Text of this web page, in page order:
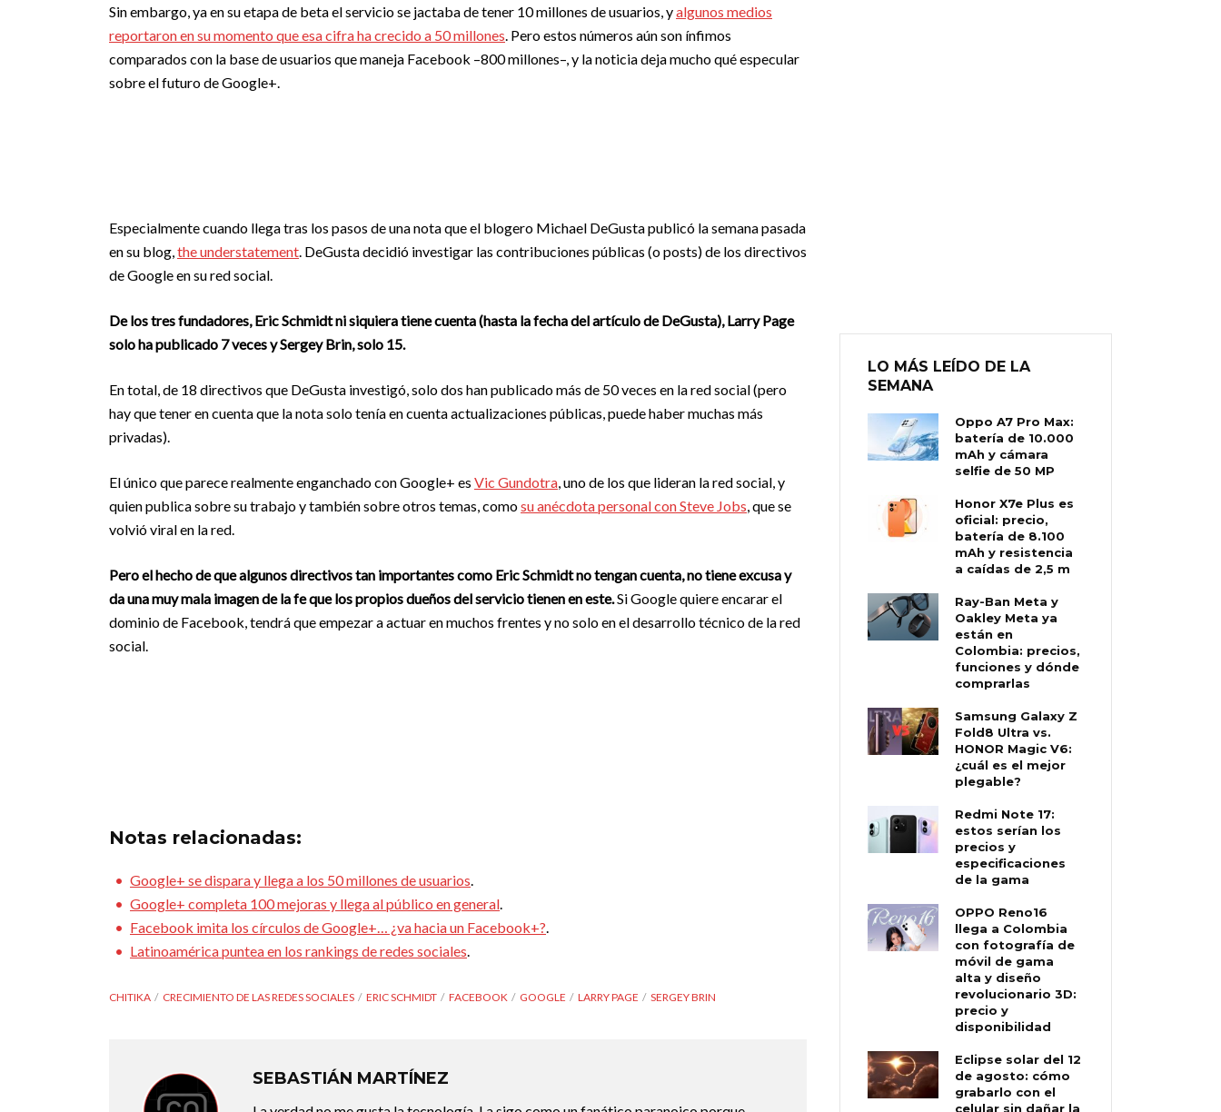
Sin embargo, ya en su etapa de beta el servicio se jactaba de tener 10 millones de usuarios, yalgunos medios
reportaron en su momento que esa cifra ha crecido a 50 millones. Pero estos números aún son ínfimos
comparados con la base de usuarios que maneja Facebook –800 millones–, y la noticia deja mucho qué especular
sobre el futuro de Google+.
Especialmente cuando llega tras los pasos de una nota que el blogero Michael DeGusta publicó la semana pasada
en su blog,the understatement. DeGusta decidió investigar las contribuciones públicas (o posts) de los directivos
de Google en su red social.
De los tres fundadores, Eric Schmidt ni siquiera tiene cuenta (hasta la fecha del artículo de DeGusta), Larry Page
solo ha publicado 7 veces y Sergey Brin, solo 15.
En total, de 18 directivos que DeGusta investigó, solo dos han publicado más de 50 veces en la red social (pero
hay que tener en cuenta que la nota solo tenía en cuenta actualizaciones públicas, puede haber muchas más
privadas).
El único que parece realmente enganchado con Google+ es Vic Gundotra, uno de los que lideran la red social, y
quien publica sobre su trabajo y también sobre otros temas, comosu anécdota personal con Steve Jobs, que se
volvió viral en la red.
Pero el hecho de que algunos directivos tan importantes como Eric Schmidt no tengan cuenta, no tiene excusa y
da una muy mala imagen de la fe que los propios dueños del servicio tienen en este.Si Google quiere encarar el
dominio de Facebook, tendrá que empezar a actuar en muchos frentes y no solo en el desarrollo técnico de la red
social.
Notas relacionadas:
Google+ se dispara y llega a los 50 millones de usuarios.
Google+ completa 100 mejoras y llega al público en general.
Facebook imita los círculos de Google+… ¿va hacia un Facebook+?.
Latinoamérica puntea en los rankings de redes sociales.
CHITIKA CRECIMIENTO DE LAS REDES SOCIALES ERIC SCHMIDT FACEBOOK GOOGLE LARRY PAGE SERGEY BRIN
SEBASTIÁN MARTÍNEZ
LO MÁS LEÍDO DE LA
SEMANA
Oppo A7 Pro Max:
batería de 10.000
mAh y cámara
selfie de 50 MP
Honor X7e Plus es
oficial: precio,
batería de 8.100
mAh y resistencia
a caídas de 2,5 m
Ray-Ban Meta y
Oakley Meta ya
están en
Colombia: precios,
funciones y dónde
comprarlas
Samsung Galaxy Z
Fold8 Ultra vs.
HONOR Magic V6:
¿cuál es el mejor
plegable?
Redmi Note 17:
estos serían los
precios y
especificaciones
de la gama
OPPO Reno16
llega a Colombia
con fotografía de
móvil de gama
alta y diseño
revolucionario 3D:
precio y
disponibilidad
Eclipse solar del 12
de agosto: cómo
grabarlo con el
celular sin dañar la